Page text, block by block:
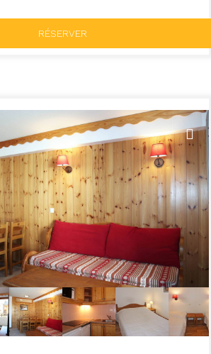
RÉSERVER